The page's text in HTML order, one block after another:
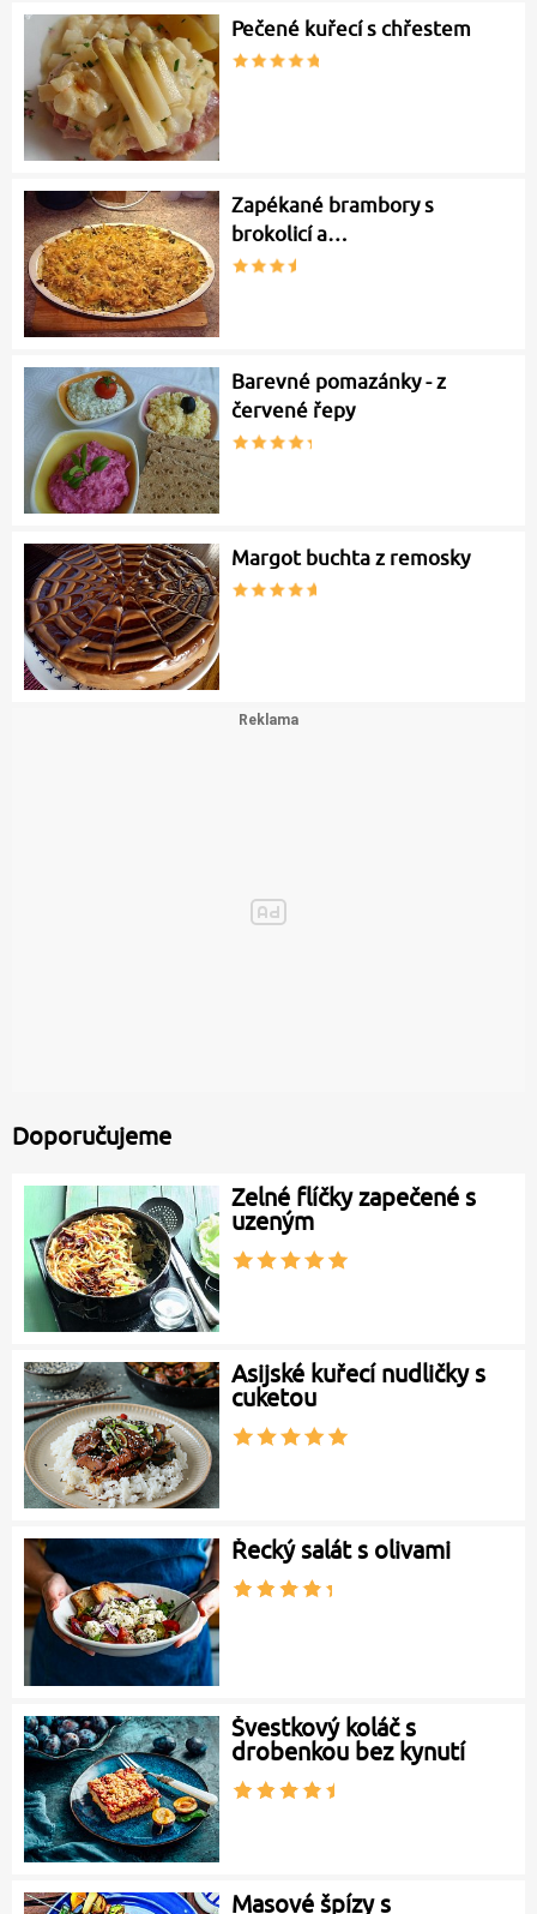
Pečené kuřecí s chřestem
Zapékané brambory s
brokolicí a…
Barevné pomazánky - z
červené řepy
Margot buchta z remosky
Doporučujeme
Zelné flíčky zapečené s
uzeným
Asijské kuřecí nudličky s
cuketou
Řecký salát s olivami
Švestkový koláč s
drobenkou bez kynutí
Masové špízy s